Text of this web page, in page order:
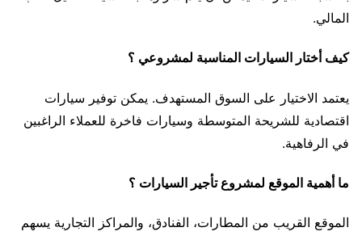
المالي.
كيف أختار السيارات المناسبة لمشروعي ؟
يعتمد الاختيار على السوق المستهدف. يمكن توفير سيارات
اقتصادية للشريحة المتوسطة وسيارات فاخرة للعملاء الراغبين
في الرفاهية.
ما أهمية الموقع لمشروع تأجير السيارات ؟
الموقع القريب من المطارات، الفنادق، والمراكز التجارية يسهم